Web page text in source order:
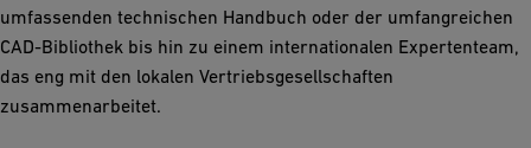
umfassenden technischen Handbuch oder der umfangreichen
CAD-Bibliothek bis hin zu einem internationalen Expertenteam,
das eng mit den lokalen Vertriebsgesellschaften
zusammenarbeitet.